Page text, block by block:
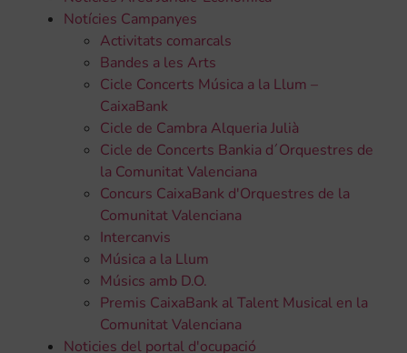
Notícies Campanyes
Activitats comarcals
Bandes a les Arts
Cicle Concerts Música a la Llum –
CaixaBank
Cicle de Cambra Alqueria Julià
Cicle de Concerts Bankia d´Orquestres de
la Comunitat Valenciana
Concurs CaixaBank d'Orquestres de la
Comunitat Valenciana
Intercanvis
Música a la Llum
Músics amb D.O.
Premis CaixaBank al Talent Musical en la
Comunitat Valenciana
Noticies del portal d'ocupació